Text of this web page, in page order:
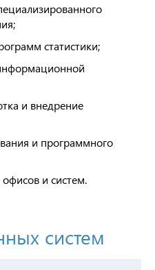
статистики;
и внедрение
и программного
и систем.
систем